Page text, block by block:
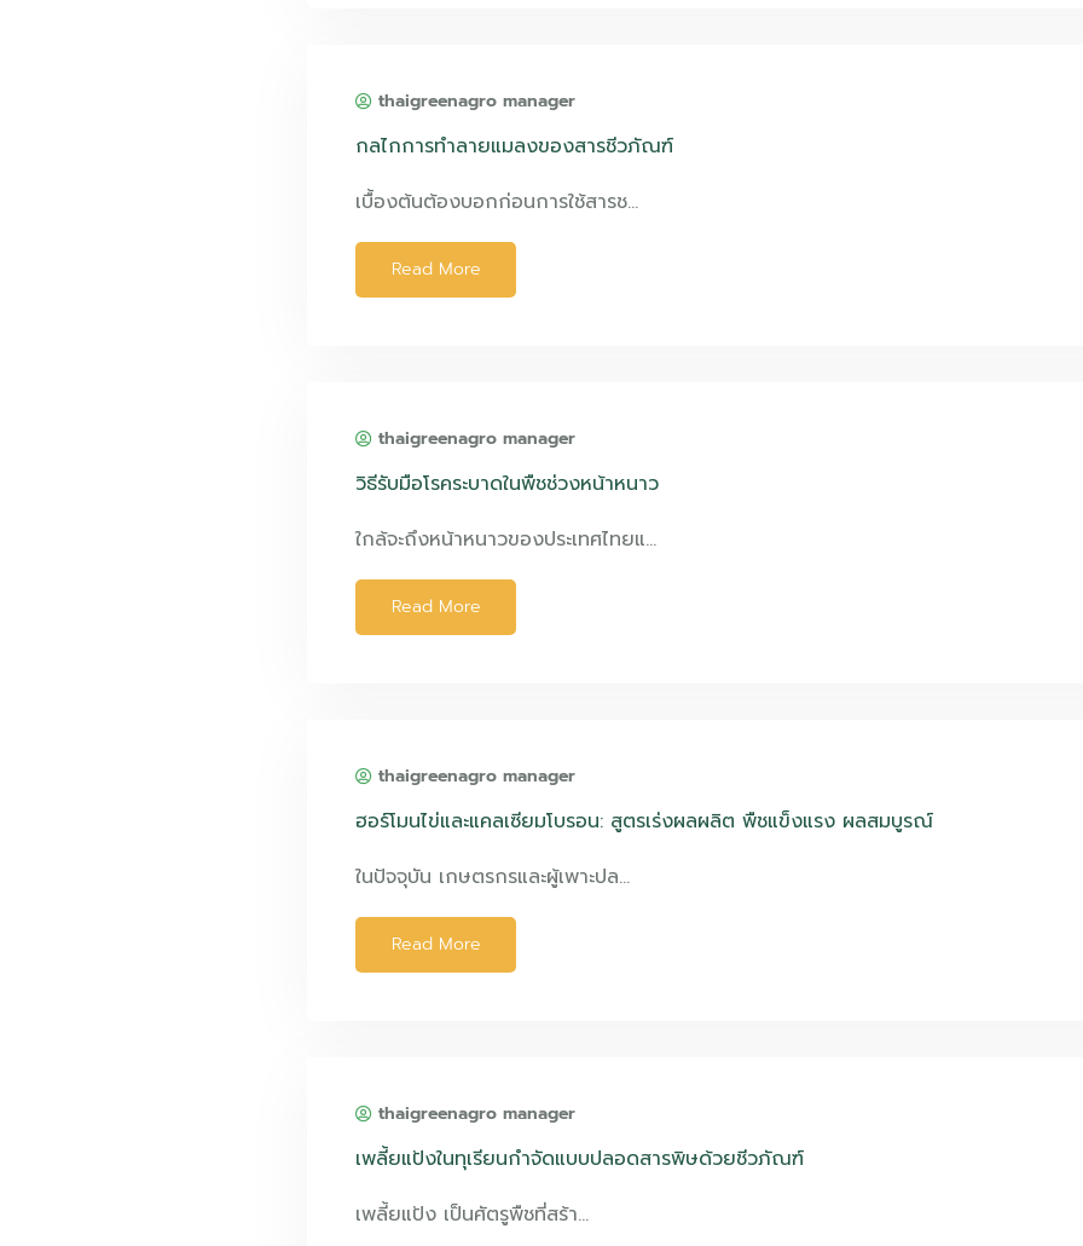
thaigreenagro manager
กลไกการทำลายแมลงของสารชีวภัณฑ์
เบื้องต้นต้องบอกก่อนการใช้สารช…
Read More
thaigreenagro manager
วิธีรับมือโรคระบาดในพืชช่วงหน้าหนาว
ใกล้จะถึงหน้าหนาวของประเทศไทยแ…
Read More
thaigreenagro manager
ฮอร์โมนไข่และแคลเซียมโบรอน: สูตรเร่งผลผลิต พืชแข็งแรง ผลสมบูรณ์
ในปัจจุบัน เกษตรกรและผู้เพาะปล…
Read More
thaigreenagro manager
เพลี้ยแป้งในทุเรียนกำจัดแบบปลอดสารพิษด้วยชีวภัณฑ์
เพลี้ยแป้ง เป็นศัตรูพืชที่สร้า…